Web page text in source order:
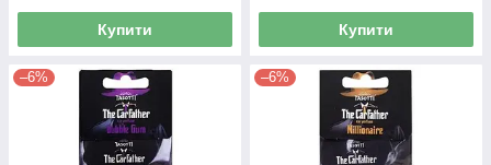
Купити Купити
–6% –6%